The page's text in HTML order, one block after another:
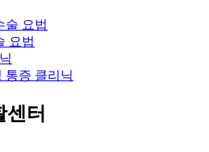
술 요법
요법
통증 클리닉
센터